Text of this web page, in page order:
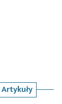
Artykuły